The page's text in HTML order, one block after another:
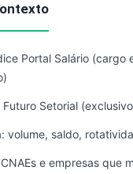
Portal Salário (cargo
Setorial
volume, saldo,
e empresas que